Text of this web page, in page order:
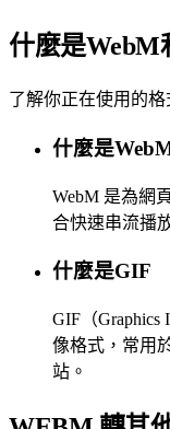
什麼是WebM
了解你正在使用的格
什麼是
WebM 是為網
合快速串流播
什麼是GIF
GIF（Graphics
像格式，常用
站。